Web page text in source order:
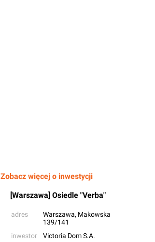
Zobacz więcej o inwestycji
[Warszawa] Osiedle "Verba"
adres Warszawa, Makowska
139/141
inwestor
Victoria Dom S.A.